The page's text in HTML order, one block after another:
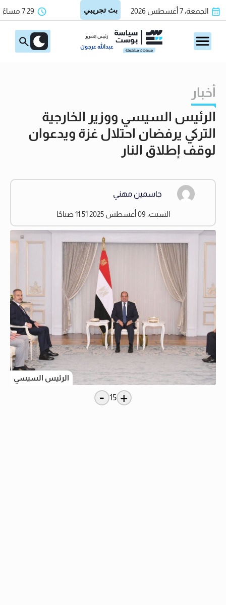
الجمعة، 7 أغسطس 2026 7:29 مساءً
رئيس التحرير
عبدالله عرجون
أخبار
الرئيس السيسي ووزير الخارجية
التركي يرفضان احتلال غزة ويدعوان
لوقف إطلاق النار
جاسمين مهني
السبت، 09 أغسطس 2025 11:51 صباحًا
الرئيس السيسي
+
15
-